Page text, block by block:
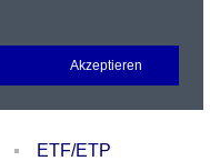
Login
ETF/ETP
Akzeptieren